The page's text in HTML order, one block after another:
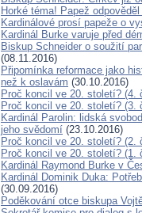
Horké téma! Papež
Kardinálové prosí papeže o
Kardinál Burke varuje před
Biskup Schneider o soužití
(08.11.2016)
Připomínka reformace jako
než k oslavám (30.10.2016)
Proč koncil ve 20. století? (4.
Proč koncil ve 20. století? (3.
Kardinál Parolin: lidská
jeho svědomí (23.10.2016)
Proč koncil ve 20. století? (2.
Proč koncil ve 20. století? (1.
Kardinál Raymond Burke v
Kardinál Dominik Duka:
(30.09.2016)
Poděkování otce biskupa